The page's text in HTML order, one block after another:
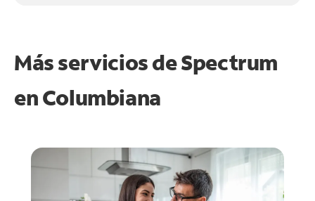
Más servicios de Spectrum
enColumbiana